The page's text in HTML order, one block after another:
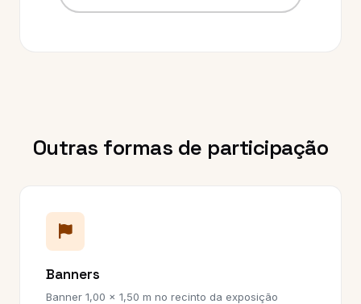
Outras formas de participação
Banners
Banner 1,00 × 1,50 m no recinto da exposição